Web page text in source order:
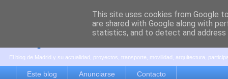
es por madrid
El blog de Madrid y su actualidad, proyectos, transporte, movilidad, arquitectura,
Este blog Anunciarse Contacto
This site uses cookies from Google
are shared with Google along with
statistics, and to detect and address